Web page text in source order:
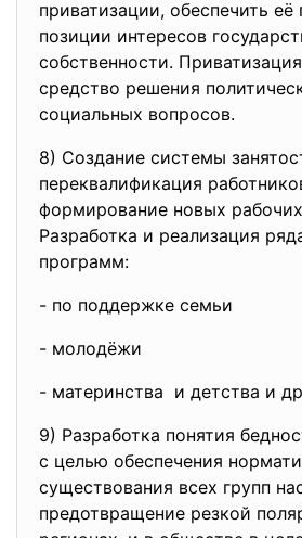
приватизации, обеспечить её
позиции интересов
собственности.
средство решения
социальных вопросов.
8) Создание системы
переквалификация
формирование новых
Разработка и реализация
программ:
- по поддержке семьи
- молодёжи
- материнства и детства и
9) Разработка понятия
с целью обеспечения
существования всех групп
предотвращение резкой